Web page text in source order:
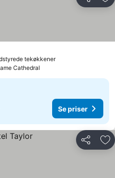
Del
tekøkkenerSe priser
priser
Cathedral
Se priser
Del